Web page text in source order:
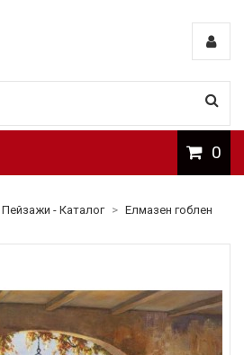
0
- Каталог > Елмазен гоблен